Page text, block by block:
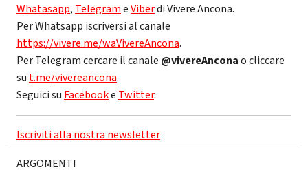
Whatasapp, TelegrameViberdi Vivere Ancona.
Per Whatsapp iscriversi al canale
https://vivere.me/waVivereAncona.
Per Telegram cercare il canale @vivereAnconao cliccare
su t.me/vivereancona.
Seguici su Facebooke Twitter.
Iscriviti alla nostra newsletter
ARGOMENTI